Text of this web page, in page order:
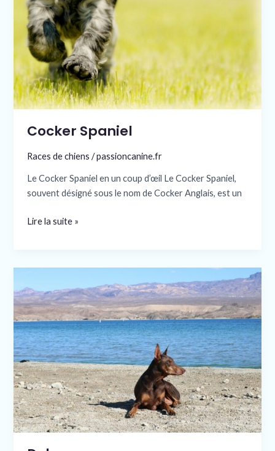
Cocker Spaniel
Races de chiens /passioncanine.fr
Le Cocker Spaniel en un coup d’œil Le Cocker Spaniel,
souvent désigné sous le nom de Cocker Anglais, est un
Lire la suite »